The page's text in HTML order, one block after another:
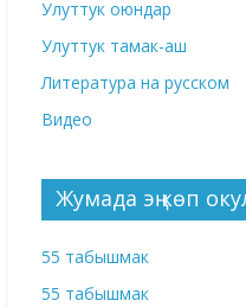
Улуттук оюндар
Улуттук тамак-аш
Литература на русском
Видео
Жумада эң көп
55 табышмак
55 табышмак